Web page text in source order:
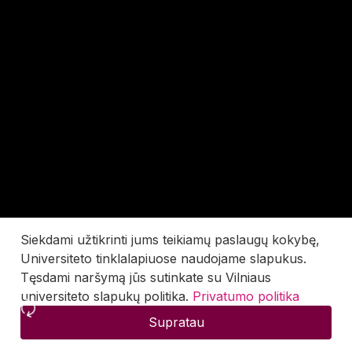
Siekdami užtikrinti jums teikiamų paslaugų kokybę,
Universiteto tinklalapiuose naudojame slapukus.
Tęsdami naršymą jūs sutinkate su Vilniaus
universiteto slapukų politika. Privatumo politika
Supratau